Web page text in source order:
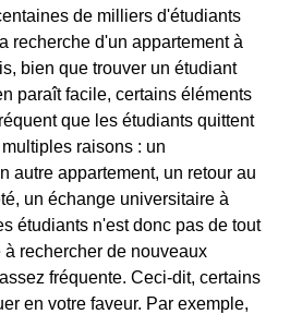
de milliers d'étudiants
recherche d'un appartement à
bien que trouver un étudiant
paraît facile, certains éléments
que les étudiants quittent
raisons : un
autre appartement, un retour au
un échange universitaire à
étudiants n'est donc pas de tout
à rechercher de nouveaux
fréquente. Ceci-dit, certains
en votre faveur. Par exemple,